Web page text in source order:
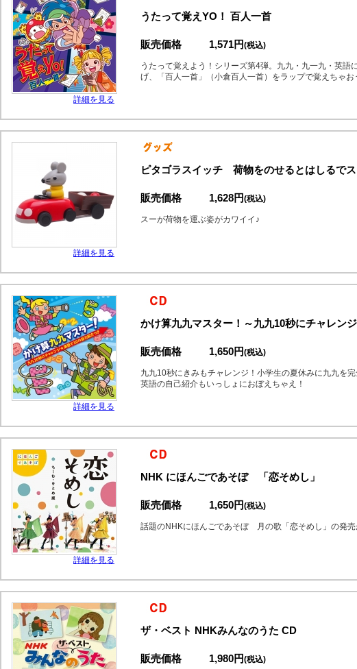
詳細を見る
うたって覚えYO！ 百人一首
販売価格 1,571円(税込)
うたって覚えよう！シリーズ第4弾。九九・九一九・英
げ、「百人一首」（小倉百人一首）をラップで覚えちゃお
詳細を見る
ピタゴラスイッチ 荷物をのせるとはしるで
販売価格 1,628円(税込)
スーが荷物を運ぶ姿がカワイイ♪
詳細を見る
かけ算九九マスター！～九九10秒にチャレン
販売価格 1,650円(税込)
九九10秒にきみもチャレンジ！小学生の夏休みに九九を
英語の自己紹介もいっしょにおぼえちゃえ！
詳細を見る
NHK にほんごであそぼ 「恋そめし」
販売価格 1,650円(税込)
話題のNHKにほんごであそぼ 月の歌「恋そめし」の発売
ザ・ベスト NHKみんなのうた CD
販売価格 1,980円(税込)